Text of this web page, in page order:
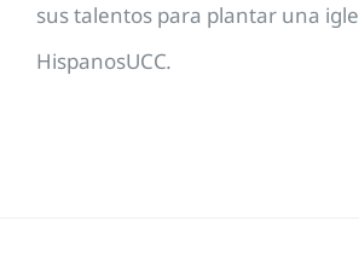
sus talentos para plantar una
HispanosUCC.